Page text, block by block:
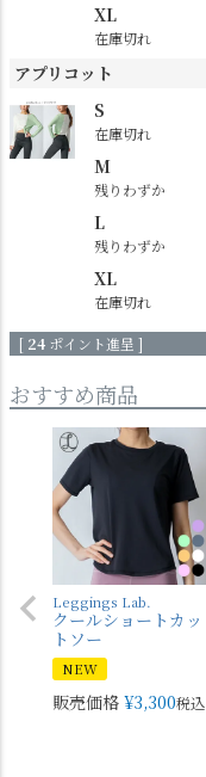
XL
在庫切れ
アプリコット
S
在庫切れ
M
残りわずか
L
残りわずか
XL
在庫切れ
[ 24 ポイント進呈 ]
おすすめ商品
Leggings Lab.
クールショートカッ
トソー
NEW
販売価格 ¥3,300税込